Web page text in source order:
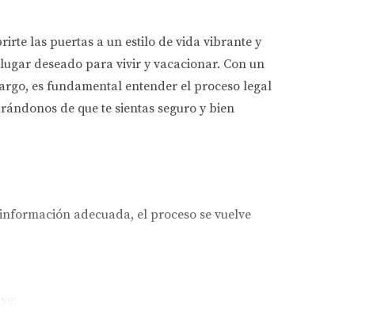
las puertas a un estilo de vida vibrante y
deseado para vivir y vacacionar. Con un
es fundamental entender el proceso legal
de que te sientas seguro y bien
adecuada, el proceso se vuelve